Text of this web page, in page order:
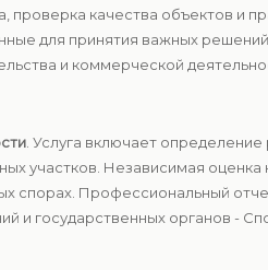
проверка качества объектов и
для принятия важных
и коммерческой
. Услуга включает
участков. Независимая
спорах. Профессиональный
и государственных органов -